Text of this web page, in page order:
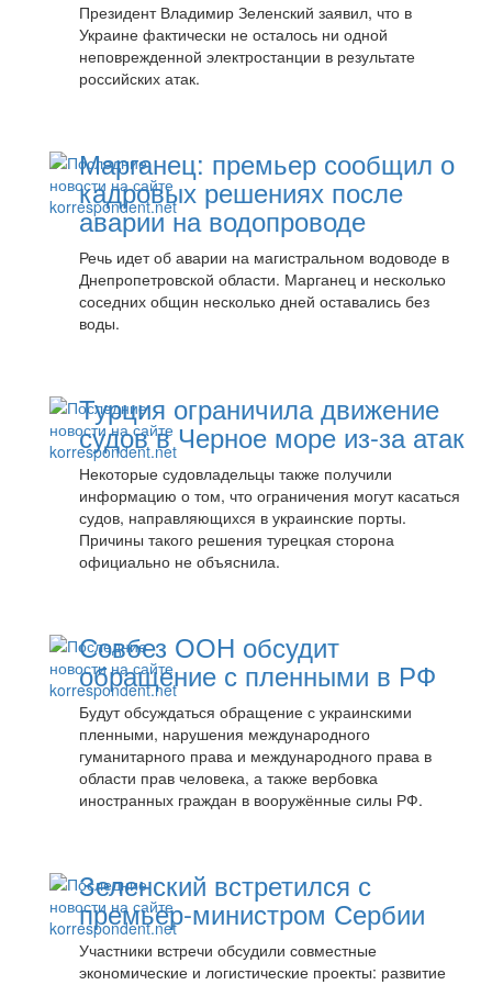
Президент Владимир Зеленский заявил, что в
Украине фактически не осталось ни одной
неповрежденной электростанции в результате
российских атак.
Марганец: премьер сообщил о
кадровых решениях после
аварии на водопроводе
Речь идет об аварии на магистральном водоводе в
Днепропетровской области. Марганец и несколько
соседних общин несколько дней оставались без
воды.
Турция ограничила движение
судов в Черное море из-за атак
Некоторые судовладельцы также получили
информацию о том, что ограничения могут касаться
судов, направляющихся в украинские порты.
Причины такого решения турецкая сторона
официально не объяснила.
Совбез ООН обсудит
обращение с пленными в РФ
Будут обсуждаться обращение с украинскими
пленными, нарушения международного
гуманитарного права и международного права в
области прав человека, а также вербовка
иностранных граждан в вооружённые силы РФ.
Зеленский встретился с
премьер-министром Сербии
Участники встречи обсудили совместные
экономические и логистические проекты: развитие